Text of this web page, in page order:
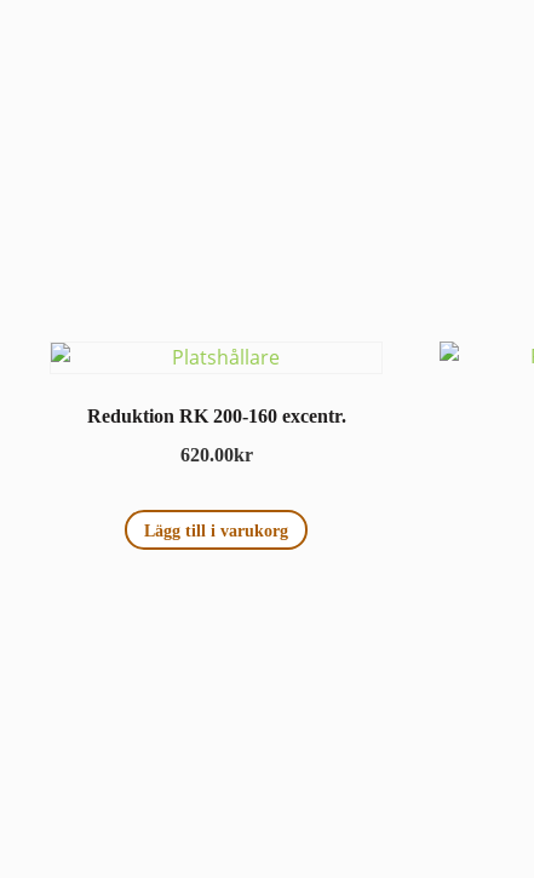
Reduktion RK 200-160 excentr.
620.00kr
Lägg till i varukorg